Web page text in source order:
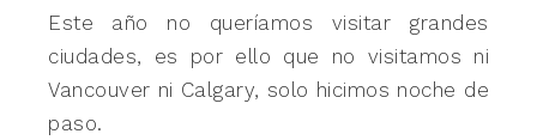
Este año no queríamos visitar grandes
ciudades, es por ello que no visitamos ni
Vancouver ni Calgary, solo hicimos noche de
paso.